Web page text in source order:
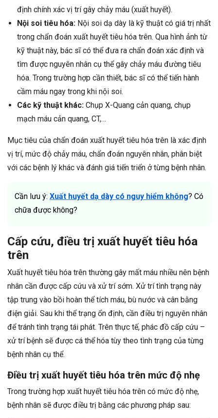
định chính xác vị trí gây chảy máu (xuất huyết).
Nội soi tiêu hóa: Nội soi dạ dày là kỹ thuật có giá trị nhất
trong chẩn đoán xuất huyết tiêu hóa trên. Qua hình ảnh từ
kỹ thuật này, bác sĩ có thể đưa ra chẩn đoán xác định và
tìm được nguyên nhân cụ thể gây chảy máu đường tiêu
hóa. Trong trường hợp cần thiết, bác sĩ có thể tiến hành
cầm máu ngay trong khi nội soi.
Các kỹ thuật khác: Chụp X-Quang cản quang, chụp
mạch máu cản quang, CT,…
Mục tiêu của chẩn đoán xuất huyết tiêu hóa trên là xác định
vị trí, mức độ chảy máu, chẩn đoán nguyên nhân, phân biệt
với các bệnh lý khác và đánh giá tiến triển ở từng bệnh nhân.
Cần lưu ý: Xuất huyết dạ dày có nguy hiểm không? Có
chữa được không?
Cấp cứu, điều trị xuất huyết tiêu hóa
trên
Xuất huyết tiêu hóa trên thường gây mất máu nhiều nên bệnh
nhân cần được cấp cứu và xử trí sớm. Xử trí tình trạng này
tập trung vào bồi hoàn thể tích máu, bù nước và cân bằng
điện giải. Sau khi thể trạng ổn định, cần điều trị nguyên nhân
để tránh tình trạng tái phát. Trên thực tế, phác đồ cấp cứu –
xử trí bệnh sẽ được cá thể hóa tùy theo tình trạng của từng
bệnh nhân cụ thể.
Điều trị xuất huyết tiêu hóa trên mức độ nhẹ
Trong trường hợp xuất huyết tiêu hóa trên có mức độ nhẹ,
bệnh nhân sẽ được điều trị bằng các phương pháp sau: